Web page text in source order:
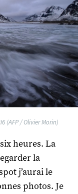
(AFP / Olivier Morin)
heures. La
la
j’aurai le
photos. Je